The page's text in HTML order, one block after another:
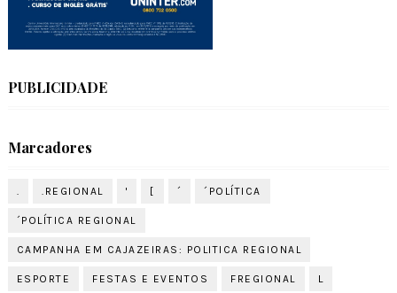
PUBLICIDADE
Marcadores
. .REGIONAL ' [ ´ ´POLÍTICA
´POLÍTICA REGIONAL
CAMPANHA EM CAJAZEIRAS: POLITICA REGIONAL
ESPORTE FESTAS E EVENTOS FREGIONAL L